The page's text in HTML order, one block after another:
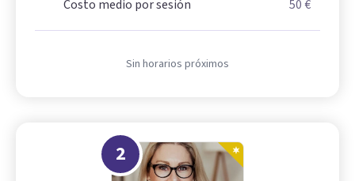
Costo medio por sesión
50 €
Sin horarios próximos
2